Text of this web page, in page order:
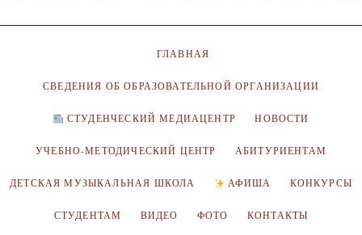
ГЛАВНАЯ
СВЕДЕНИЯ ОБ ОБРАЗОВАТЕЛЬНОЙ ОРГАНИЗАЦИИ
СТУДЕНЧЕСКИЙ МЕДИАЦЕНТР НОВОСТИ
УЧЕБНО-МЕТОДИЧЕСКИЙ ЦЕНТР АБИТУРИЕНТАМ
ДЕТСКАЯ МУЗЫКАЛЬНАЯ ШКОЛА АФИША КОНКУРСЫ
СТУДЕНТАМ ВИДЕО ФОТО КОНТАКТЫ